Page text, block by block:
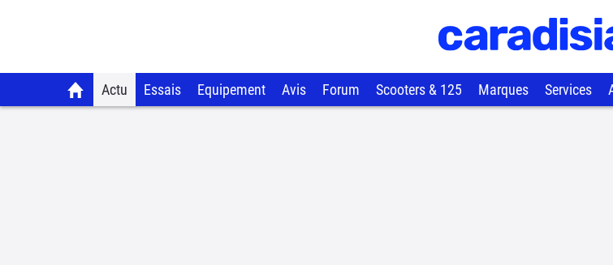
Actu Essais Equipement Avis Forum Scooters & 125 Marques Services